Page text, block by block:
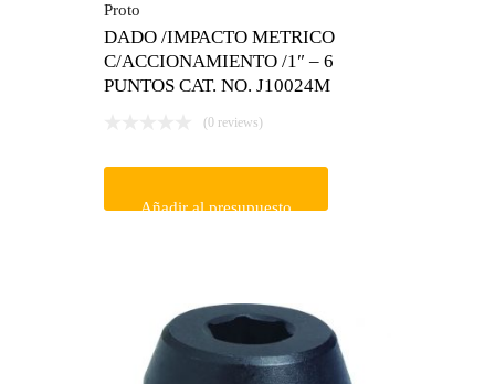
Proto
DADO /IMPACTO METRICO
C/ACCIONAMIENTO /1″ – 6
PUNTOS CAT. NO. J10024M
(0 reviews)
Añadir al presupuesto